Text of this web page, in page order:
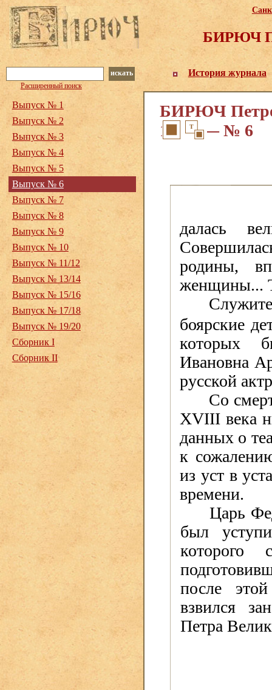
БИРЮЧ
История журнала
искать
Расширенный поиск
БИРЮЧ
1918. — № 6
далась
родины,
женщины...
боярские
которых
Ивановна
русской
Со
XVIII века
данных о
к
из уст в
времени.
Царь
был
которого
после
взвился
Петра
Выпуск № 1
Выпуск № 2
Выпуск № 3
Выпуск № 4
Выпуск № 5
Выпуск № 6
Выпуск № 7
Выпуск № 8
Выпуск № 9
Выпуск № 10
Выпуск № 11/12
Выпуск № 13/14
Выпуск № 15/16
Выпуск № 17/18
Выпуск № 19/20
Сборник I
Сборник II